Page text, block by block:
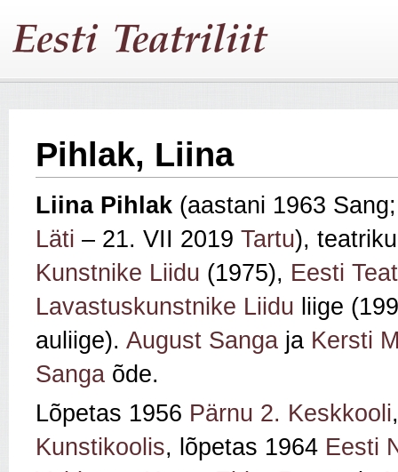
Pihlak, Liina
Liina Pihlak (aastani 1963
Läti – 21. VII 2019 Tartu),
Kunstnike Liidu (1975), Eesti
Lavastuskunstnike Liidu liige
auliige). August Sanga ja Kersti
Sanga õde.
Lõpetas 1956 Pärnu 2. Keskkooli
Kunstikoolis, lõpetas 1964 Eesti